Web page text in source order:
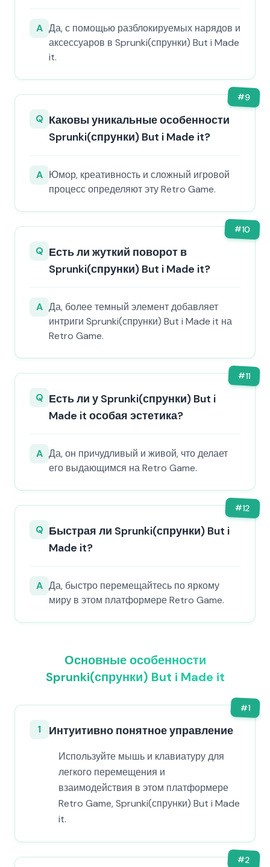
A Да, с помощью разблокируемых нарядов и
аксессуаров в Sprunki(спрунки) But i Made
it.
#9
Q Каковы уникальные особенности
Sprunki(спрунки) But i Made it?
A Юмор, креативность и сложный игровой
процесс определяют эту Retro Game.
#10
Q Есть ли жуткий поворот в
Sprunki(спрунки) But i Made it?
A Да, более темный элемент добавляет
интриги Sprunki(спрунки) But i Made it на
Retro Game.
#11
Q Есть ли у Sprunki(спрунки) But i
Made it особая эстетика?
A Да, он причудливый и живой, что делает
его выдающимся на Retro Game.
#12
Q Быстрая ли Sprunki(спрунки) But i
Made it?
A Да, быстро перемещайтесь по яркому
миру в этом платформере Retro Game.
Основные особенности
Sprunki(спрунки) But i Made it
#1
1 Интуитивно понятное управление
Используйте мышь и клавиатуру для
легкого перемещения и
взаимодействия в этом платформере
Retro Game, Sprunki(спрунки) But i Made
it.
#2